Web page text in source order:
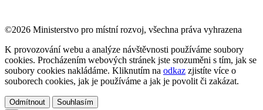
©2026 Ministerstvo pro místní rozvoj, všechna práva vyhrazena
K provozování webu a analýze návštěvnosti používáme soubory
cookies. Procházením webových stránek jste srozuměni s tím, jak se
soubory cookies nakládáme. Kliknutím na odkaz zjistíte více o
souborech cookies, jak je používáme a jak je povolit či zakázat.
Odmítnout
Souhlasím